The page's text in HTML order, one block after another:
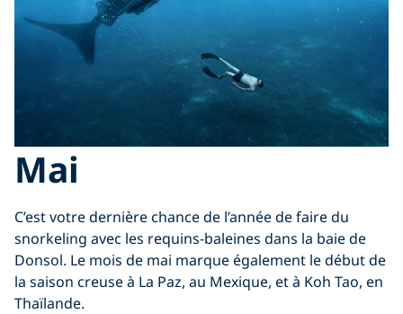
Mai
C’est votre dernière chance de l’année de faire du
snorkeling avec les requins-baleines dans la baie de
Donsol. Le mois de mai marque également le début de
la saison creuse à La Paz, au Mexique, et à Koh Tao, en
Thaïlande.